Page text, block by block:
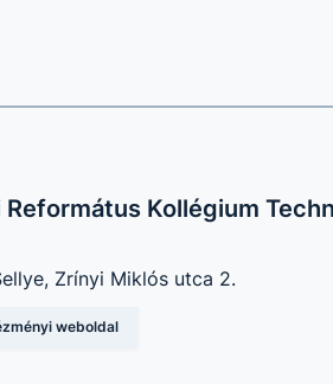
Református Kollégium
Zrínyi Miklós utca 2.
weboldal